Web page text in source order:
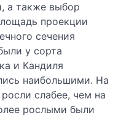
а также выбор
проекции
сечения
у сорта
и Кандиля
наибольшими. На
слабее, чем на
рослыми были